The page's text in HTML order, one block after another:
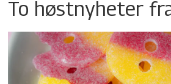
To høstnyheter